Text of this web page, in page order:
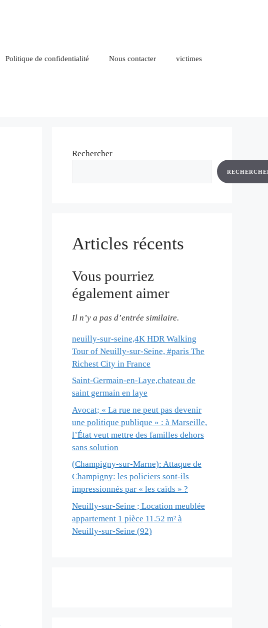
Politique de confidentialité Nous contacter victimes
Rechercher
Articles récents
Vous pourriez
également aimer
Il n’y a pas d’entrée similaire.
neuilly-sur-seine,4K HDR Walking
Tour of Neuilly-sur-Seine, #paris The
Richest City in France
Saint-Germain-en-Laye,chateau de
saint germain en laye
Avocat; « La rue ne peut pas devenir
une politique publique » : à Marseille,
l’État veut mettre des familles dehors
sans solution
(Champigny-sur-Marne): Attaque de
Champigny: les policiers sont-ils
impressionnés par « les caïds » ?
Neuilly-sur-Seine ; Location meublée
appartement 1 pièce 11.52 m² à
Neuilly-sur-Seine (92)